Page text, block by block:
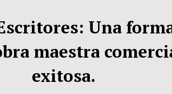
Una
maestra
exitosa.